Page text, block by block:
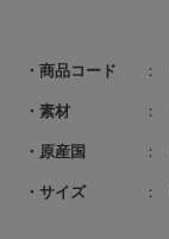
商品コード
素材
原産国
サイズ